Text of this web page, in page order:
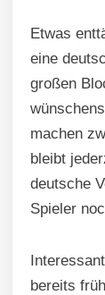
Etwas
eine
großen
machen
bleibt
deutsche
Spieler
bereits